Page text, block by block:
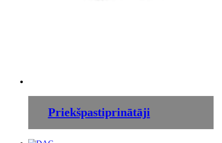
Priekšpastiprinātāji